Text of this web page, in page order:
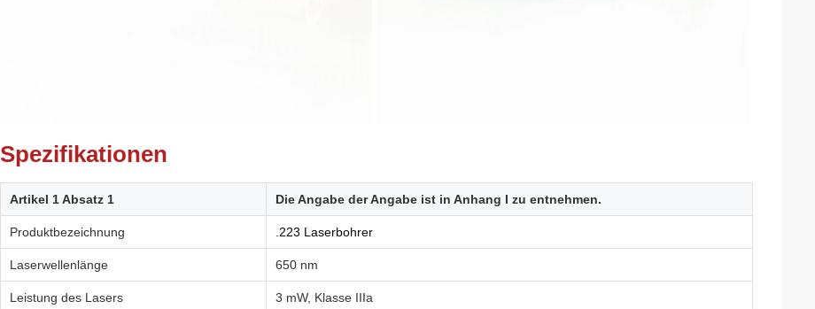
Spezifikationen
Artikel 1 Absatz 1 Die Angabe der Angabe ist in Anhang I zu entnehmen.
Produktbezeichnung .223 Laserbohrer
Laserwellenlänge 650 nm
Leistung des Lasers 3 mW, Klasse IIIa